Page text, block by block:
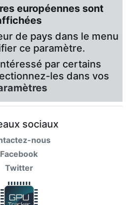
européennes sont
de pays dans le menu
ce paramètre.
par certains
les dans vos
sociaux
nous
Facebook
Twitter